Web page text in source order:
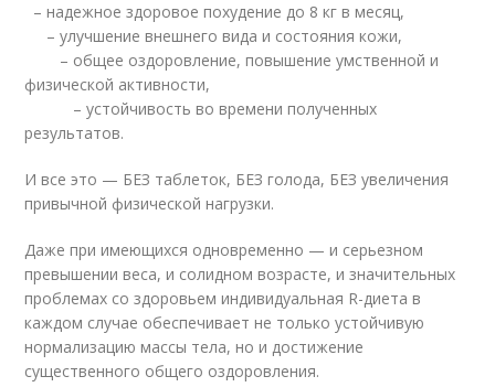
– надежное здоровое похудение до 8 кг в месяц,
– улучшение внешнего вида и состояния кожи,
– общее оздоровление, повышение умственной и
физической активности,
– устойчивость во времени полученных
результатов.
И все это — БЕЗ таблеток, БЕЗ голода, БЕЗ увеличения
привычной физической нагрузки.
Даже при имеющихся одновременно — и серьезном
превышении веса, и солидном возрасте, и значительных
проблемах со здоровьем индивидуальная R-диета в
каждом случае обеспечивает не только устойчивую
нормализацию массы тела, но и достижение
существенного общего оздоровления.